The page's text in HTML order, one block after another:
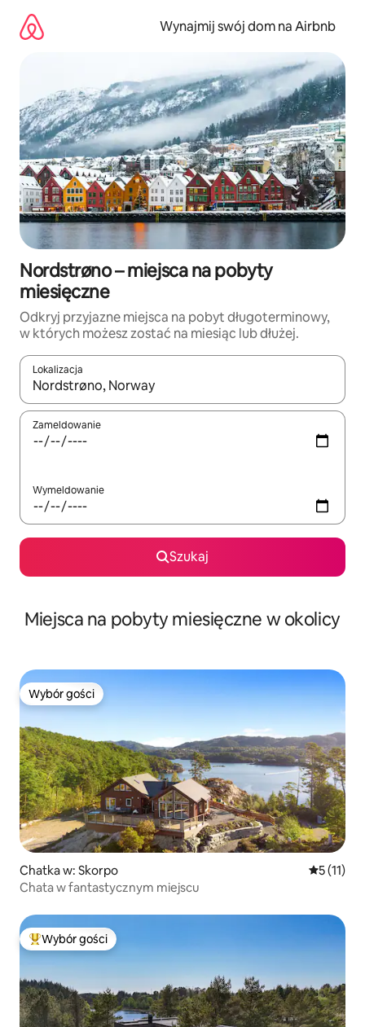
treści
Wynajmij swój dom na Airbnb
Nordstrøno – miejsca na pobyty
miesięczne
Odkryj przyjazne miejsca na pobyt długoterminowy,
w których możesz zostać na miesiąc lub dłużej.
Lokalizacja
Gdy wyniki będą dostępne, możesz poruszać się po nich za
Zameldowanie
Wymeldowanie
Szukaj
Miejsca na pobyty miesięczne w okolicy
Wybór gości
Wybór gości
Chatka w: Skorpo Średnia
5 (11)
Chata w fantastycznym miejscu
Najpopularniejsze z kategorii Wybór gości
Wybór gości